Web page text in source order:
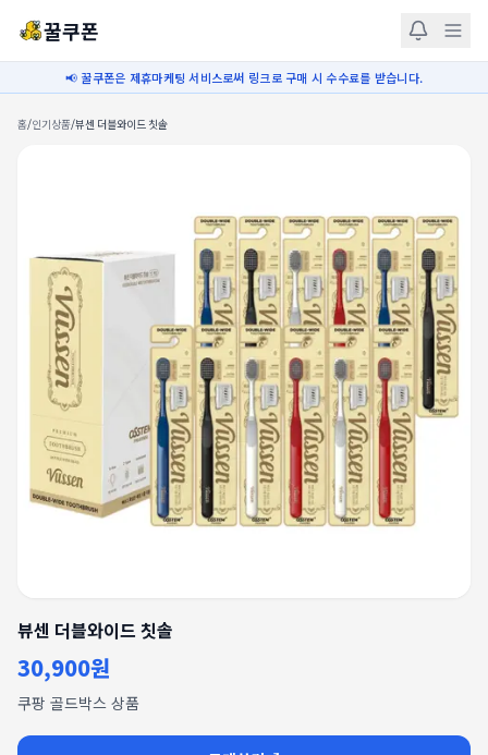
꿀쿠폰
📢 꿀쿠폰은 제휴마케팅 서비스로써 링크로 구매 시 수수료를 받습니다.
홈/인기상품/뷰센 더블와이드 칫솔
뷰센 더블와이드 칫솔
30,900원
쿠팡 골드박스 상품